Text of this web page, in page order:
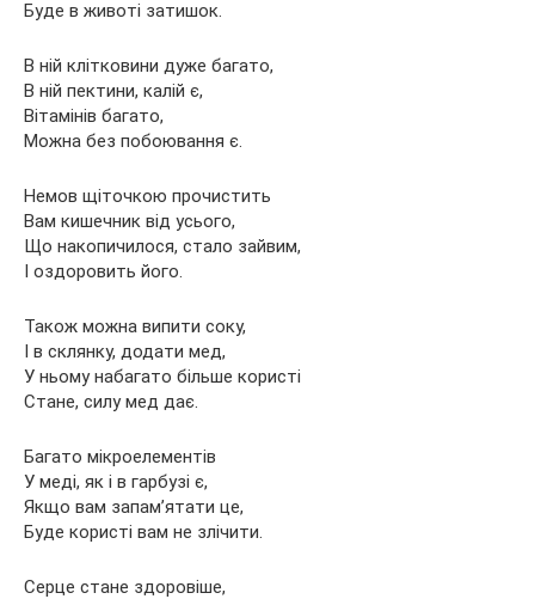
Буде в животі затишок.
В ній клітковини дуже багато,
В ній пектини, калій є,
Вітамінів багато,
Можна без побоювання є.
Немов щіточкою прочистить
Вам кишечник від усього,
Що накопичилося, стало зайвим,
І оздоровить його.
Також можна випити соку,
І в склянку, додати мед,
У ньому набагато більше користі
Стане, силу мед дає.
Багато мікроелементів
У меді, як і в гарбузі є,
Якщо вам запам’ятати це,
Буде користі вам не злічити.
Серце стане здоровіше,